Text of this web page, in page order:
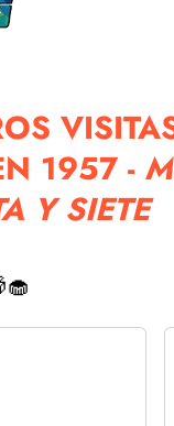
1957 -
Y SIETE